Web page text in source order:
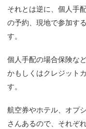
それとは逆に、個人手
の予約、現地で参加す
す。
個人手配の場合保険な
かもしくはクレジット
す。
航空券やホテル、オプ
さんあるので、それぞ